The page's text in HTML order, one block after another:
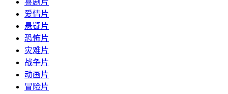
喜剧片
爱情片
悬疑片
恐怖片
灾难片
战争片
动画片
冒险片